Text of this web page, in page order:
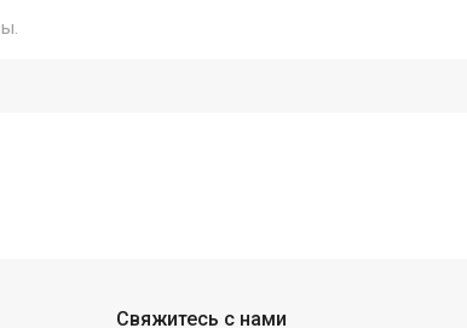
Свяжитесь с нами